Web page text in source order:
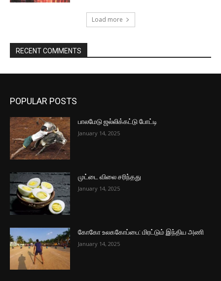
Load more
RECENT COMMENTS
POPULAR POSTS
பாலமேடு ஜல்லிக்கட்டு போட்டி
January 14, 2025
முட்டை விலை சரிந்தது
January 14, 2025
கோகோ உலககோப்பை: மிரட்டும் இந்திய அணி
January 14, 2025